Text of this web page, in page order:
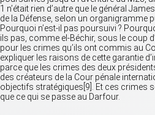
1 n’était rien d’autre que le général
de la Défense, selon un organigramme
Pourquoi n’est-il pas poursuivi ?
ils pas, comme el-Béchir, sous le coup
pour les crimes qu’ils ont commis au
expliquer les raisons de cette garantie
parce que les crimes des deux
des créateurs de la Cour pénale
objectifs stratégiques[9]. Et ces crimes
que ce qui se passe au Darfour.